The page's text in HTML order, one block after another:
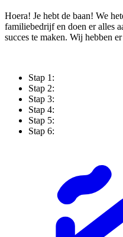
Hoera! Je hebt de baan! We
familiebedrijf en doen er alles
succes te maken. Wij hebben
Stap 1:
Stap 2:
Stap 3:
Stap 4:
Stap 5:
Stap 6: